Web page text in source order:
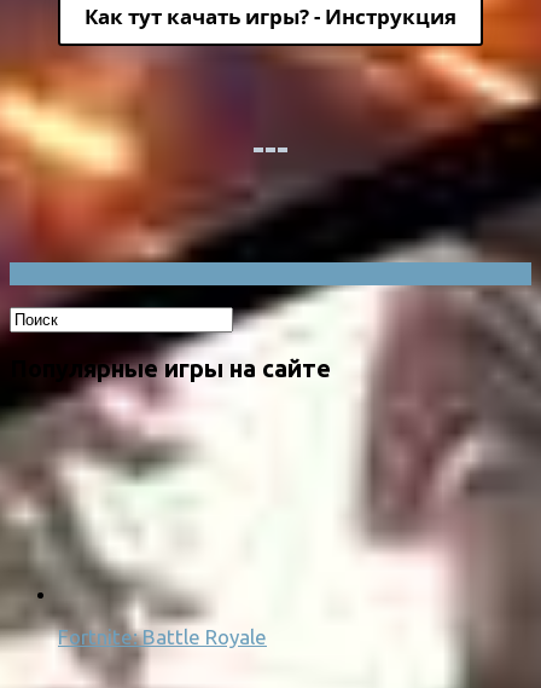
Как тут качать игры? - Инструкция
Популярные игры на сайте
Fortnite: Battle Royale